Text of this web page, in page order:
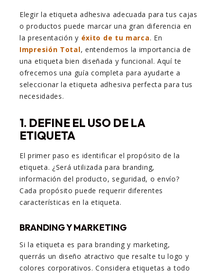
Elegir la etiqueta adhesiva adecuada para tus cajas
o productos puede marcar una gran diferencia en
la presentación y éxito de tu marca. En
Impresión Total, entendemos la importancia de
una etiqueta bien diseñada y funcional. Aquí te
ofrecemos una guía completa para ayudarte a
seleccionar la etiqueta adhesiva perfecta para tus
necesidades.
1. DEFINE EL USO DE LA
ETIQUETA
El primer paso es identificar el propósito de la
etiqueta. ¿Será utilizada para branding,
información del producto, seguridad, o envío?
Cada propósito puede requerir diferentes
características en la etiqueta.
BRANDING Y MARKETING
Si la etiqueta es para branding y marketing,
querrás un diseño atractivo que resalte tu logo y
colores corporativos. Considera etiquetas a todo